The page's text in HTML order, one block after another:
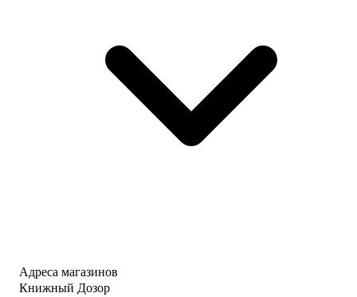
Адреса магазинов
Книжный Дозор